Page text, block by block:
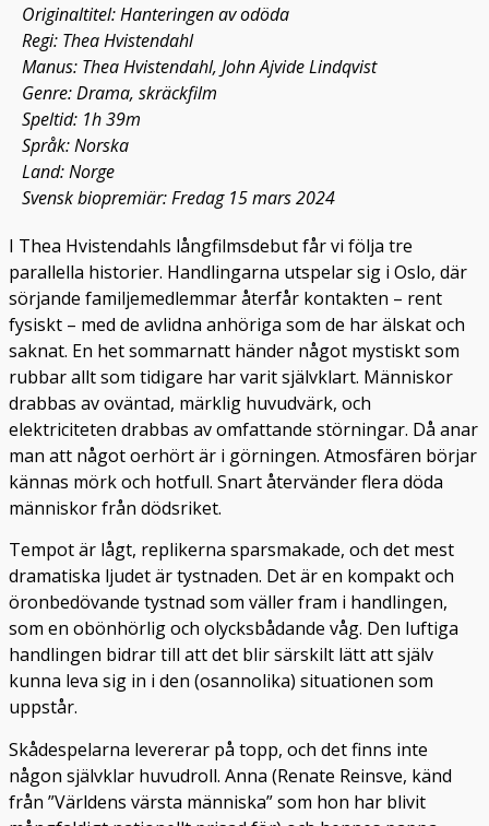
Originaltitel: Hanteringen av odöda
Regi: Thea Hvistendahl
Manus: Thea Hvistendahl, John Ajvide Lindqvist
Genre: Drama, skräckfilm
Speltid: 1h 39m
Språk: Norska
Land: Norge
Svensk biopremiär: Fredag 15 mars 2024
I Thea Hvistendahls långfilmsdebut får vi följa tre
parallella historier. Handlingarna utspelar sig i Oslo, där
sörjande familjemedlemmar återfår kontakten – rent
fysiskt – med de avlidna anhöriga som de har älskat och
saknat. En het sommarnatt händer något mystiskt som
rubbar allt som tidigare har varit självklart. Människor
drabbas av oväntad, märklig huvudvärk, och
elektriciteten drabbas av omfattande störningar. Då anar
man att något oerhört är i görningen. Atmosfären börjar
kännas mörk och hotfull. Snart återvänder flera döda
människor från dödsriket.
Tempot är lågt, replikerna sparsmakade, och det mest
dramatiska ljudet är tystnaden. Det är en kompakt och
öronbedövande tystnad som väller fram i handlingen,
som en obönhörlig och olycksbådande våg. Den luftiga
handlingen bidrar till att det blir särskilt lätt att själv
kunna leva sig in i den (osannolika) situationen som
uppstår.
Skådespelarna levererar på topp, och det finns inte
någon självklar huvudroll. Anna (Renate Reinsve, känd
från ”Världens värsta människa” som hon har blivit